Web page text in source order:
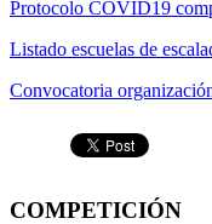
Protocolo COVID19
Listado escuelas de
Convocatoria
COMPETICIÓN